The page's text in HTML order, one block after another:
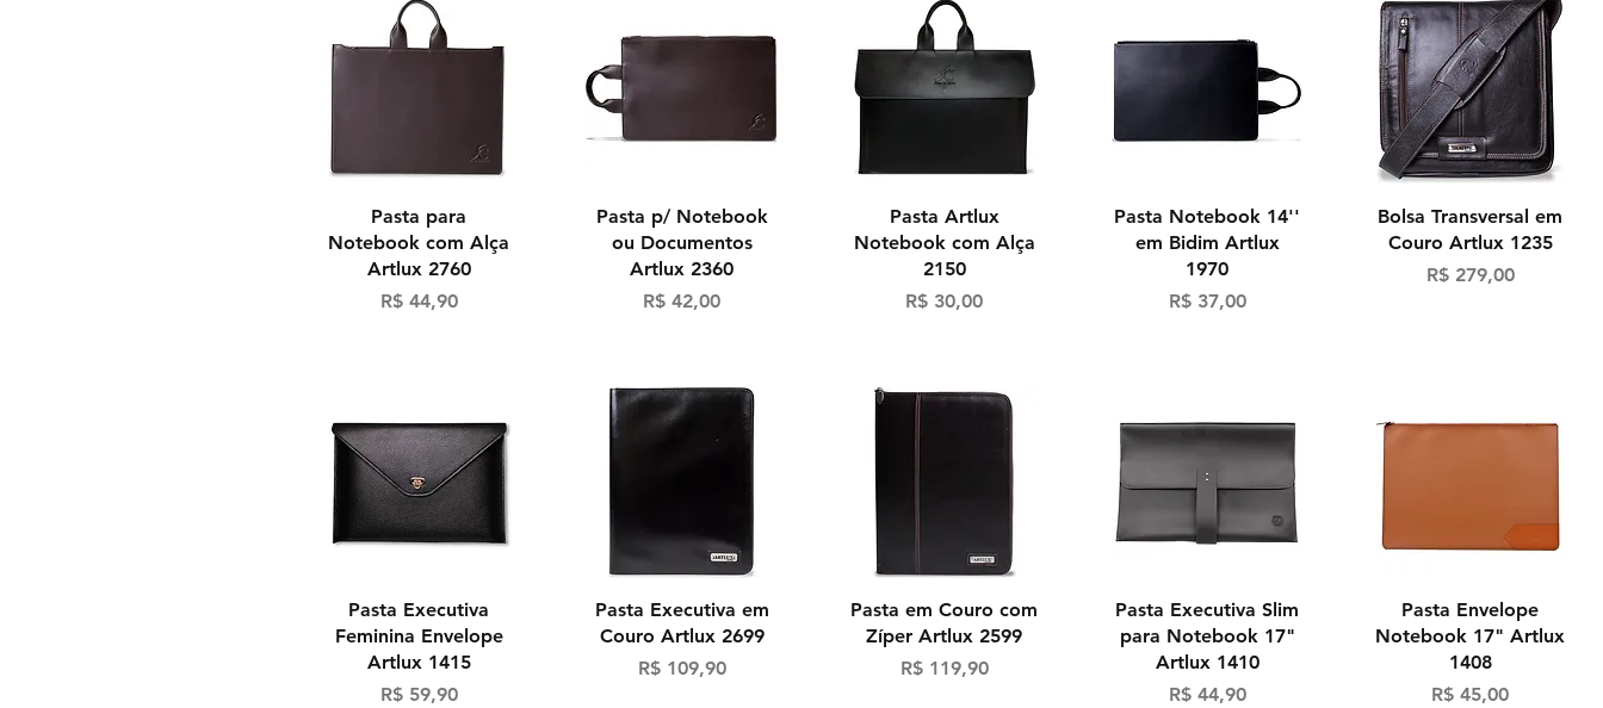
Visualização rápida
Pasta para
Notebook com Alça
Artlux 2760
Preço
R$ 44,90
Visualização rápida
Pasta p/ Notebook
ou Documentos
Artlux 2360
Preço
R$ 42,00
Visualização rápida
Pasta Artlux
Notebook com Alça
2150
Preço
R$ 30,00
Visualização rápida
Pasta Notebook 14''
em Bidim Artlux
1970
Preço
R$ 37,00
Visualização rápida
Bolsa Transversal em
Couro Artlux 1235
Preço
R$ 279,00
Visualização rápida
Pasta Executiva
Feminina Envelope
Artlux 1415
Preço
R$ 59,90
Visualização rápida
Pasta Executiva em
Couro Artlux 2699
Preço
R$ 109,90
Visualização rápida
Pasta em Couro com
Zíper Artlux 2599
Preço
R$ 119,90
Visualização rápida
Pasta Executiva Slim
para Notebook 17"
Artlux 1410
Preço
R$ 44,90
Visualização rápida
Pasta Envelope
Notebook 17" Artlux
1408
Preço
R$ 45,00